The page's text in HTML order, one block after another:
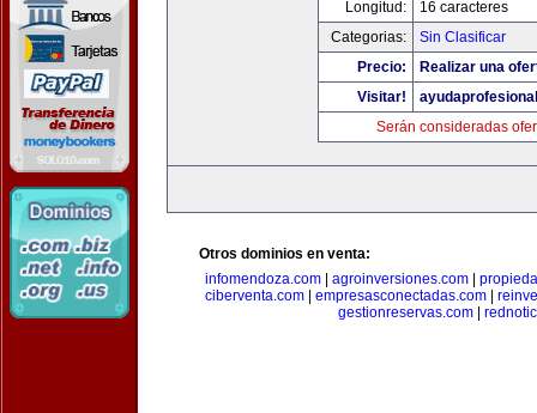
Longitud:
16 caracteres
Categorias:
Sin Clasificar
Precio:
Realizar una
Visitar!
Serán consideradas
Otros dominios en venta:
infomendoza.com
agroinversiones.com
ciberventa.com| empresasconectadas.com|
gestionreservas.com